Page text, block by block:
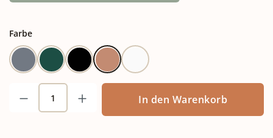
Farbeauswählen
BlaugrauGrün Schwarz Terracotta
Weiß
Produkt Anzahl: Gib den gewünschten
In den Warenkorb